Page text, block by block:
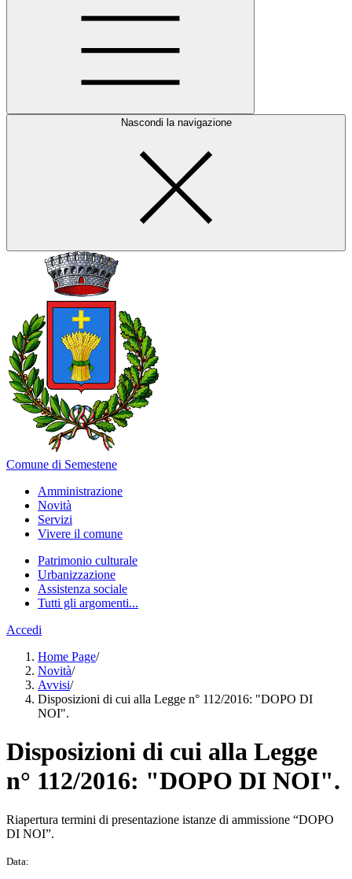
Nascondi la navigazione
Comune di Semestene
Amministrazione
Novità
Servizi
Vivere il comune
Patrimonio culturale
Urbanizzazione
Assistenza sociale
Tutti gli argomenti...
Accedi
Home Page/
Novità/
Avvisi/
Disposizioni di cui alla Legge n° 112/2016: "DOPO DI
NOI".
Disposizioni di cui alla Legge
n° 112/2016: "DOPO DI NOI".
Riapertura termini di presentazione istanze di ammissione “DOPO
DI NOI”.
Data: